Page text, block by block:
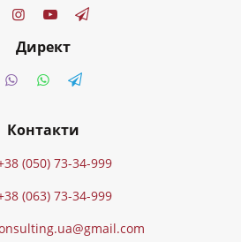
Директ
Контакти
(050) 73-34-999
(063) 73-34-999